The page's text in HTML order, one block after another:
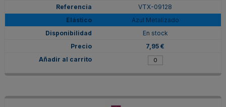
VTX-09128
Azul Metalizado
En stock
7,95 €